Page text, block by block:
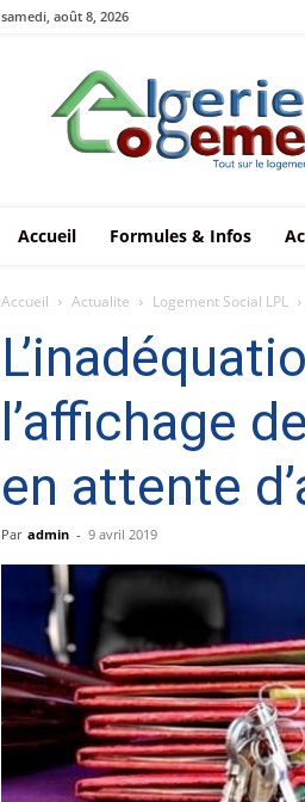
samedi, août 8, 2026
Le
logement
en
Algérie
Accueil Formules & Infos
Accueil Actualite Logement Social LPL
l’affichage
en attente
Par admin - 9 avril 2019